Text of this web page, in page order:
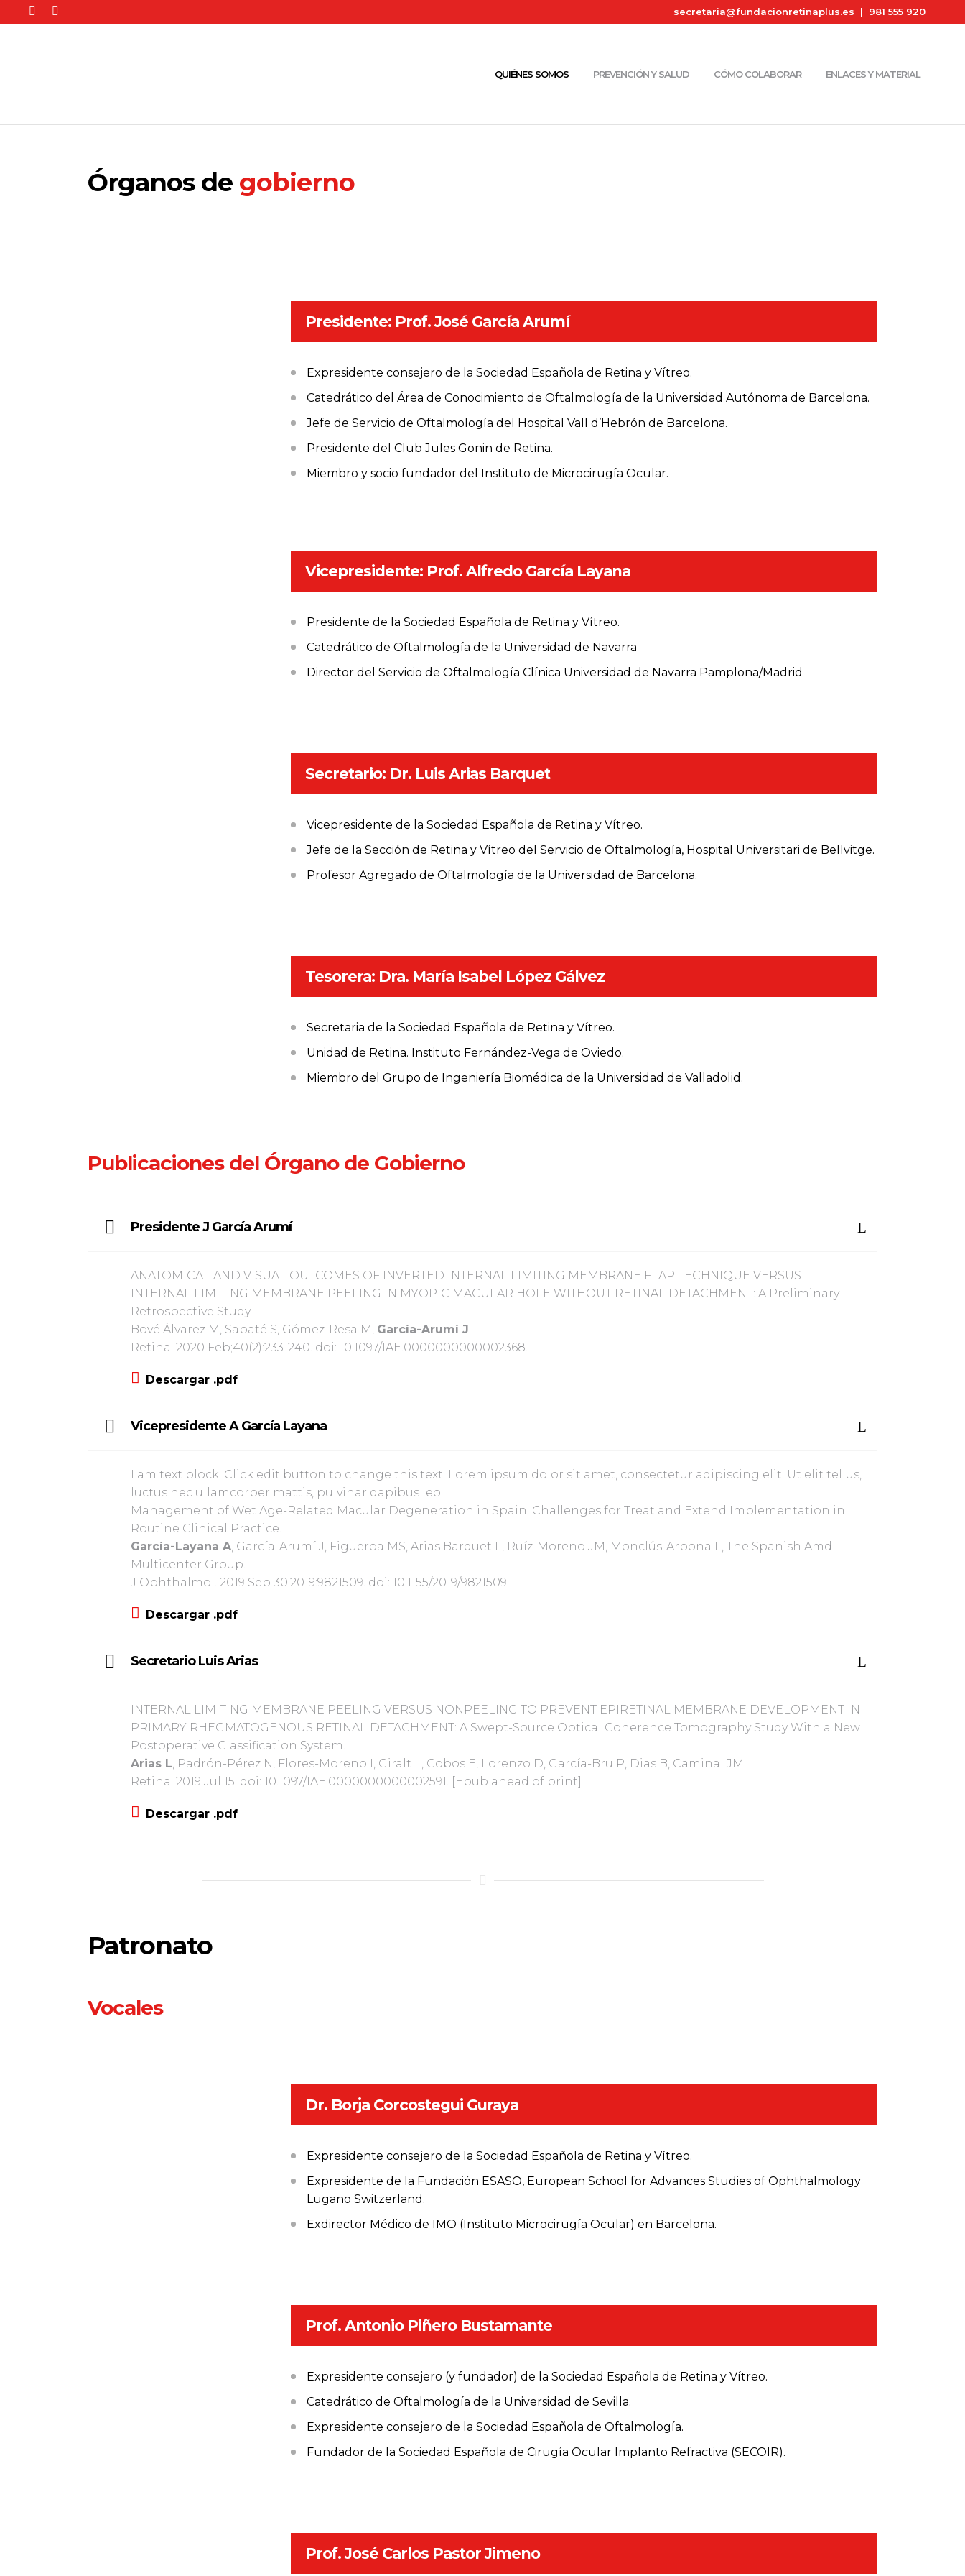
secretaria@fundacionretinaplus.es | 981 555 920
QUIÉNES SOMOS PREVENCIÓN Y SALUD CÓMO COLABORAR ENLACES Y MATERIAL
Órganos de gobierno
Presidente: Prof. José García Arumí
Expresidente consejero de la Sociedad Española de Retina y Vítreo.
Catedrático del Área de Conocimiento de Oftalmología de la Universidad Autónoma de Barcelona.
Jefe de Servicio de Oftalmología del Hospital Vall d’Hebrón de Barcelona.
Presidente del Club Jules Gonin de Retina.
Miembro y socio fundador del Instituto de Microcirugía Ocular.
Vicepresidente: Prof. Alfredo García Layana
Presidente de la Sociedad Española de Retina y Vítreo.
Catedrático de Oftalmología de la Universidad de Navarra
Director del Servicio de Oftalmología Clínica Universidad de Navarra Pamplona/Madrid
Secretario: Dr. Luis Arias Barquet
Vicepresidente de la Sociedad Española de Retina y Vítreo.
Jefe de la Sección de Retina y Vítreo del Servicio de Oftalmología, Hospital Universitari de Bellvitge.
Profesor Agregado de Oftalmología de la Universidad de Barcelona.
Tesorera: Dra. María Isabel López Gálvez
Secretaria de la Sociedad Española de Retina y Vítreo.
Unidad de Retina. Instituto Fernández-Vega de Oviedo.
Miembro del Grupo de Ingeniería Biomédica de la Universidad de Valladolid.
Publicaciones del Órgano de Gobierno
Presidente J García Arumí
ANATOMICAL AND VISUAL OUTCOMES OF INVERTED INTERNAL LIMITING MEMBRANE FLAP TECHNIQUE VERSUS
INTERNAL LIMITING MEMBRANE PEELING IN MYOPIC MACULAR HOLE WITHOUT RETINAL DETACHMENT: A Preliminary
Retrospective Study.
Bové Álvarez M, Sabaté S, Gómez-Resa M, García-Arumí J.
Retina. 2020 Feb;40(2):233-240. doi: 10.1097/IAE.0000000000002368.
Descargar .pdf
Vicepresidente A García Layana
I am text block. Click edit button to change this text. Lorem ipsum dolor sit amet, consectetur adipiscing elit. Ut elit tellus,
luctus nec ullamcorper mattis, pulvinar dapibus leo.
Management of Wet Age-Related Macular Degeneration in Spain: Challenges for Treat and Extend Implementation in
Routine Clinical Practice.
García-Layana A, García-Arumí J, Figueroa MS, Arias Barquet L, Ruíz-Moreno JM, Monclús-Arbona L, The Spanish Amd
Multicenter Group.
J Ophthalmol. 2019 Sep 30;2019:9821509. doi: 10.1155/2019/9821509.
Descargar .pdf
Secretario Luis Arias
INTERNAL LIMITING MEMBRANE PEELING VERSUS NONPEELING TO PREVENT EPIRETINAL MEMBRANE DEVELOPMENT IN
PRIMARY RHEGMATOGENOUS RETINAL DETACHMENT: A Swept-Source Optical Coherence Tomography Study With a New
Postoperative Classification System.
Arias L, Padrón-Pérez N, Flores-Moreno I, Giralt L, Cobos E, Lorenzo D, García-Bru P, Dias B, Caminal JM.
Retina. 2019 Jul 15. doi: 10.1097/IAE.0000000000002591. [Epub ahead of print]
Descargar .pdf
Patronato
Vocales
Dr. Borja Corcostegui Guraya
Expresidente consejero de la Sociedad Española de Retina y Vítreo.
Expresidente de la Fundación ESASO, European School for Advances Studies of Ophthalmology
Lugano Switzerland.
Exdirector Médico de IMO (Instituto Microcirugía Ocular) en Barcelona.
Prof. Antonio Piñero Bustamante
Expresidente consejero (y fundador) de la Sociedad Española de Retina y Vítreo.
Catedrático de Oftalmología de la Universidad de Sevilla.
Expresidente consejero de la Sociedad Española de Oftalmología.
Fundador de la Sociedad Española de Cirugía Ocular Implanto Refractiva (SECOIR).
Prof. José Carlos Pastor Jimeno